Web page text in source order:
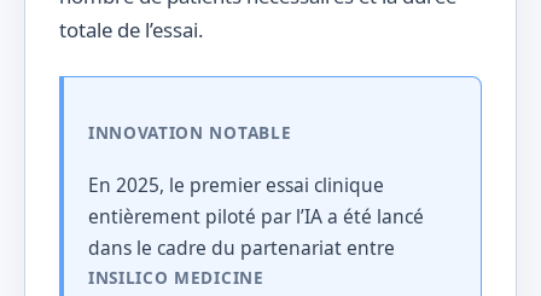
totale de l’essai.
INNOVATION NOTABLE
En 2025, le premier essai clinique
entièrement piloté par l’IA a été lancé
dans le cadre du partenariat entre
INSILICO MEDICINE